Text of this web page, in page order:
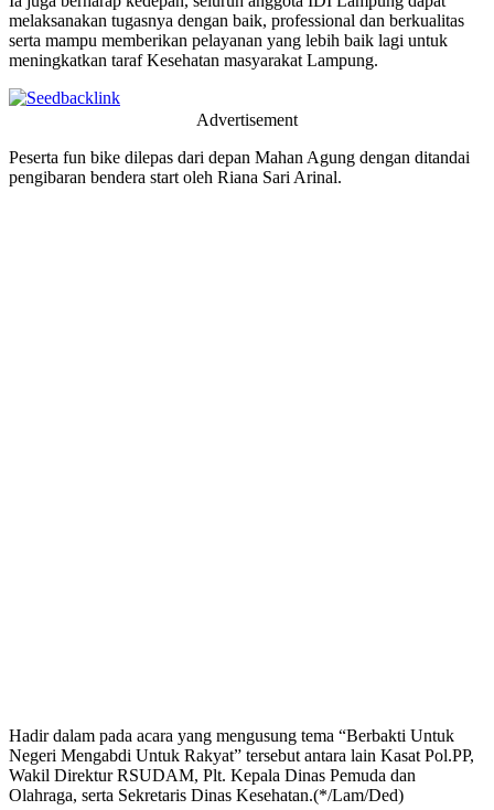
melaksanakan tugasnya dengan baik, professional dan berkualitas
serta mampu memberikan pelayanan yang lebih baik lagi untuk
meningkatkan taraf Kesehatan masyarakat Lampung.
Advertisement
Peserta fun bike dilepas dari depan Mahan Agung dengan ditandai
pengibaran bendera start oleh Riana Sari Arinal.
Hadir dalam pada acara yang mengusung tema “Berbakti Untuk
Negeri Mengabdi Untuk Rakyat” tersebut antara lain Kasat Pol.PP,
Wakil Direktur RSUDAM, Plt. Kepala Dinas Pemuda dan
Olahraga, serta Sekretaris Dinas Kesehatan.(*/Lam/Ded)